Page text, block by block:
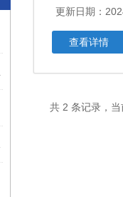
更新日期：
查看详情
共 2 条记录，